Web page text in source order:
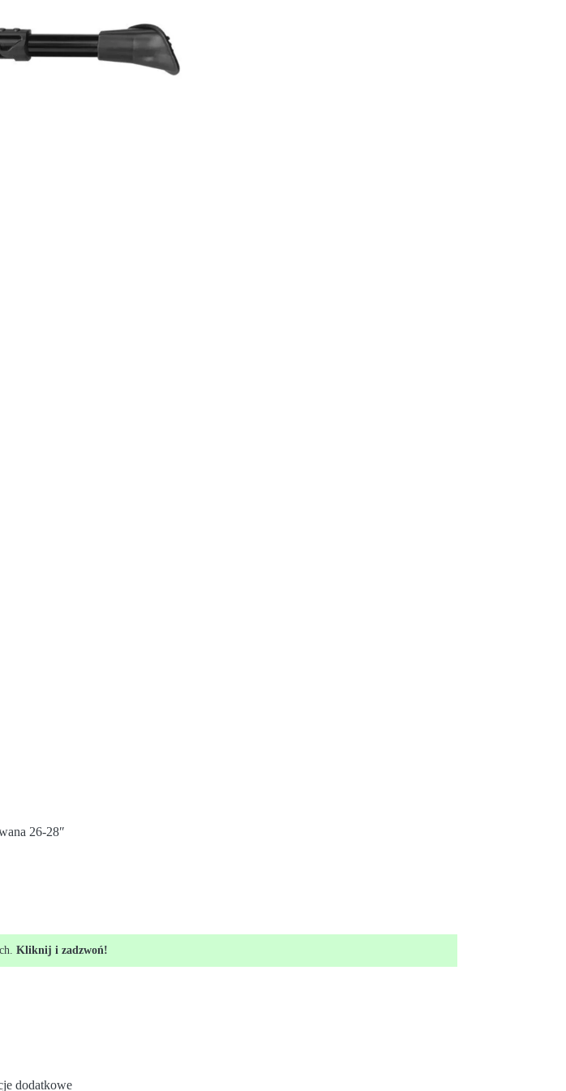
26-28″
Kliknij i zadzwoń!
dodatkowe